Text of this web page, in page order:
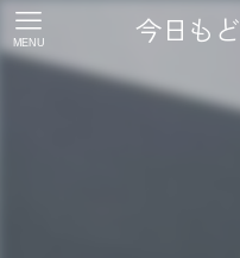
今日も
MENU